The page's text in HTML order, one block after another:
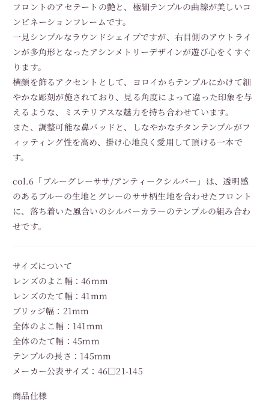
フロントのアセテートの艶と、極細テンプルの曲線が美しいコ
ンビネーションフレームです。
一見シンプルなラウンドシェイプですが、右目側のアウトライ
ンが多角形となったアシンメトリーデザインが遊び心をくすぐ
ります。
横顔を飾るアクセントとして、ヨロイからテンプルにかけて細
やかな彫刻が施されており、見る角度によって違った印象を与
えるような、ミステリアスな魅力を持ち合わせています。
また、調整可能な鼻パッドと、しなやかなチタンテンプルがフ
ィッティング性を高め、掛け心地良く愛用して頂ける一本で
す。
col.6「ブルーグレーササ/アンティークシルバー」は、透明感
のあるブルーの生地とグレーのササ柄生地を合わせたフロント
に、落ち着いた風合いのシルバーカラーのテンプルの組み合わ
せです。
サイズについて
レンズのよこ幅：46mm
レンズのたて幅：41mm
ブリッジ幅：21mm
全体のよこ幅：141mm
全体のたて幅：45mm
テンプルの長さ：145mm
メーカー公表サイズ：46□21-145
商品仕様